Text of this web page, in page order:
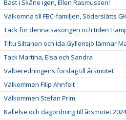
Bäst i Skåne igen, Ellen Rasmussen!
Välkomna till FBC-familjen, Söderslätts
Tack för denna säsongen och tiden
Tiltu Siltanen och Ida Gyllensjö lämnar
Tack Martina, Elsa och Sandra
Valberedningens förslag till årsmötet
Välkommen Filip Ahnfelt
Välkommen Stefan Prim
Kallelse och dagordning till årsmötet 2024